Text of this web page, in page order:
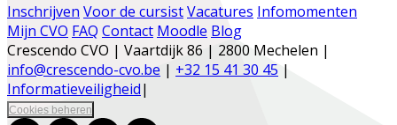
Inschrijven Voor de cursistVacatures Infomomenten
Mijn CVO FAQ Contact Moodle Blog
Crescendo CVO | Vaartdijk 86 | 2800 Mechelen |
info@crescendo-cvo.be | +32 15 41 30 45 |
Informatieveiligheid|
Cookies beheren